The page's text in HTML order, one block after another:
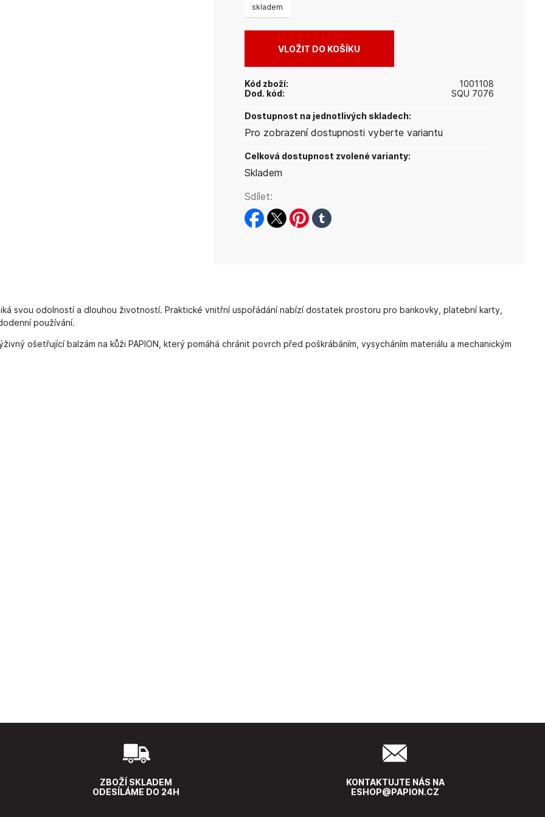
skladem
Kód zboží:
1001108
Dod. kód:
SQU 7076
Dostupnost na jednotlivých skladech:
Pro zobrazení dostupnosti vyberte variantu
Celková dostupnost zvolené varianty:
Skladem
Sdílet:
facebook
twitterpinterest
tumblr
svou odolností a dlouhou životností. Praktické vnitřní uspořádání nabízí dostatek prostoru pro bankovky, platební karty,
používání.
ošetřující balzám na kůži PAPION, který pomáhá chránit povrch před poškrábáním, vysycháním materiálu a mechanickým
ZBOŽÍ SKLADEM
ODESÍLÁME DO 24H
KONTAKTUJTE NÁS NA
ESHOP@PAPION.CZ